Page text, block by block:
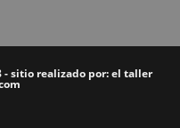
sitio realizado por: el taller